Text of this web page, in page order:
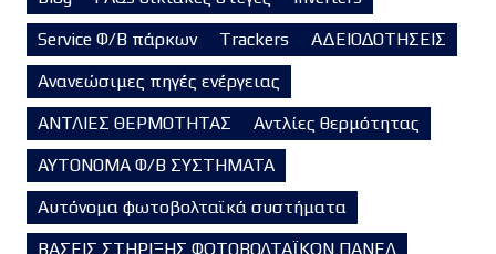
Service Φ/Β πάρκων
Trackers
ΑΔΕΙΟΔΟΤΗΣΕΙΣ
Ανανεώσιμες πηγές ενέργειας
ΑΝΤΛΙΕΣ ΘΕΡΜΟΤΗΤΑΣ
Αντλίες θερμότητας
ΑΥΤΟΝΟΜΑ Φ/Β ΣΥΣΤΗΜΑΤΑ
Αυτόνομα φωτοβολταϊκά συστήματα
ΒΑΣΕΙΣ ΣΤΗΡΙΞΗΣ ΦΩΤΟΒΟΛΤΑΪΚΩΝ ΠΑΝΕΛ